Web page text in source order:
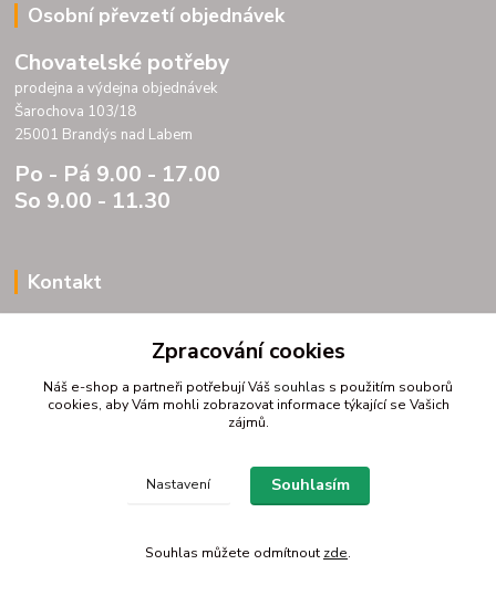
Osobní převzetí objednávek
Chovatelské potřeby
prodejna a výdejna objednávek
Šarochova 103/18
25001 Brandýs nad Labem
Po - Pá 9.00 - 17.00
So 9.00 - 11.30
Kontakt
DIC CZ07175833
Šarochova 103/18
Zpracování cookies
Náš e-shop a partneři potřebují Váš souhlas s použitím souborů
cookies, aby Vám mohli zobrazovat informace týkající se Vašich
zájmů.
Nastavení Souhlasím
Souhlas můžete odmítnout zde.